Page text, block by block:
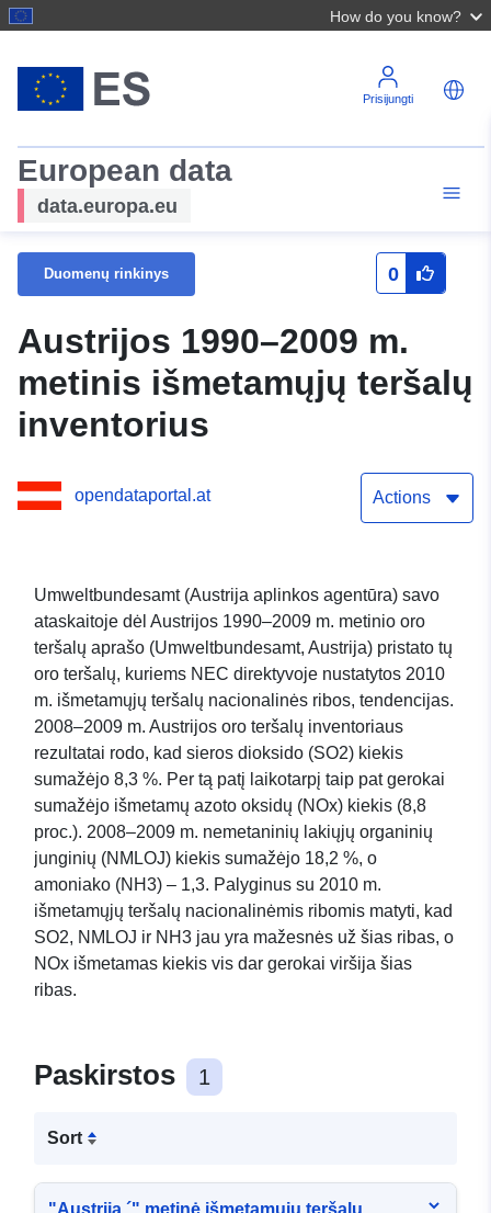
How do you know?
Prisijungti
European data
data.europa.eu
Duomenų rinkinys 0
Austrijos 1990–2009 m.
metinis išmetamųjų teršalų
inventorius
opendataportal.at Actions
Umweltbundesamt (Austrija aplinkos agentūra) savo
ataskaitoje dėl Austrijos 1990–2009 m. metinio oro
teršalų aprašo (Umweltbundesamt, Austrija) pristato tų
oro teršalų, kuriems NEC direktyvoje nustatytos 2010
m. išmetamųjų teršalų nacionalinės ribos, tendencijas.
2008–2009 m. Austrijos oro teršalų inventoriaus
rezultatai rodo, kad sieros dioksido (SO2) kiekis
sumažėjo 8,3 %. Per tą patį laikotarpį taip pat gerokai
sumažėjo išmetamų azoto oksidų (NOx) kiekis (8,8
proc.). 2008–2009 m. nemetaninių lakiųjų organinių
junginių (NMLOJ) kiekis sumažėjo 18,2 %, o
amoniako (NH3) – 1,3. Palyginus su 2010 m.
išmetamųjų teršalų nacionalinėmis ribomis matyti, kad
SO2, NMLOJ ir NH3 jau yra mažesnės už šias ribas, o
NOx išmetamas kiekis vis dar gerokai viršija šias
ribas.
Paskirstos 1
Sort